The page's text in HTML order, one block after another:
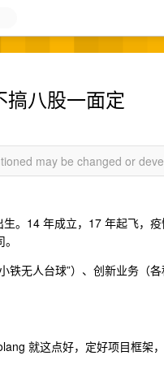
八股一面定
may be changed or
。14 年成立，17 年起飞，
无人台球”）、创新业务（
就这点好，定好项目框架